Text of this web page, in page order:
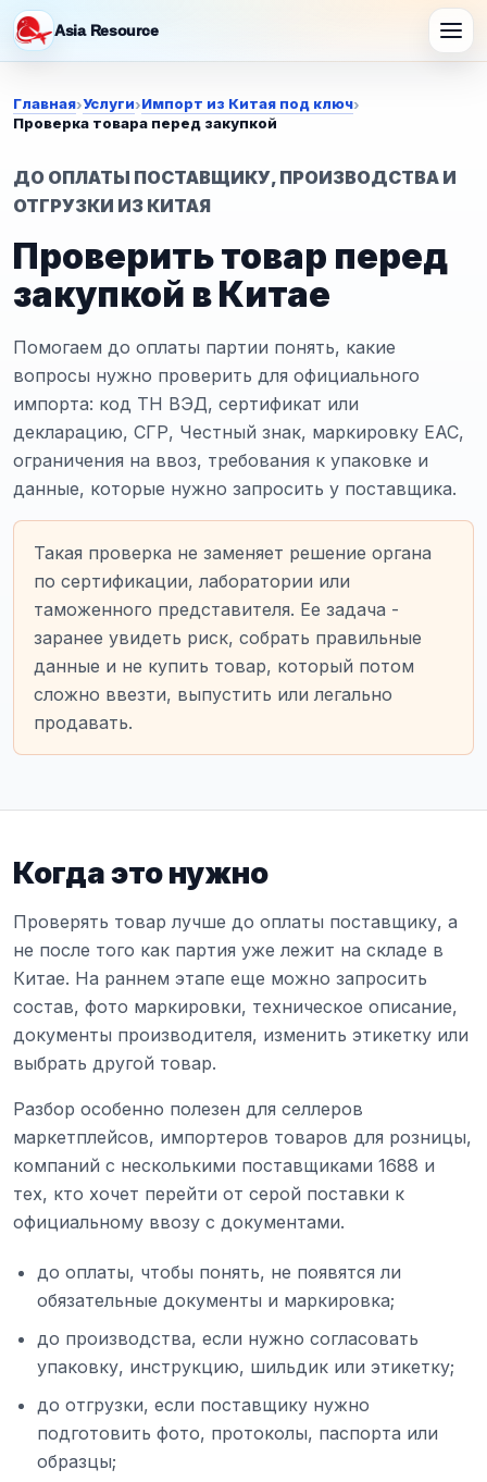
Asia Resource
Главная›Услуги›Импорт из Китая под ключ›
Проверка товара перед закупкой
ДО ОПЛАТЫ ПОСТАВЩИКУ, ПРОИЗВОДСТВА И
ОТГРУЗКИ ИЗ КИТАЯ
Проверить товар перед
закупкой в Китае
Помогаем до оплаты партии понять, какие
вопросы нужно проверить для официального
импорта: код ТН ВЭД, сертификат или
декларацию, СГР, Честный знак, маркировку ЕАС,
ограничения на ввоз, требования к упаковке и
данные, которые нужно запросить у поставщика.
Такая проверка не заменяет решение органа
по сертификации, лаборатории или
таможенного представителя. Ее задача -
заранее увидеть риск, собрать правильные
данные и не купить товар, который потом
сложно ввезти, выпустить или легально
продавать.
Когда это нужно
Проверять товар лучше до оплаты поставщику, а
не после того как партия уже лежит на складе в
Китае. На раннем этапе еще можно запросить
состав, фото маркировки, техническое описание,
документы производителя, изменить этикетку или
выбрать другой товар.
Разбор особенно полезен для селлеров
маркетплейсов, импортеров товаров для розницы,
компаний с несколькими поставщиками 1688 и
тех, кто хочет перейти от серой поставки к
официальному ввозу с документами.
до оплаты, чтобы понять, не появятся ли
обязательные документы и маркировка;
до производства, если нужно согласовать
упаковку, инструкцию, шильдик или этикетку;
до отгрузки, если поставщику нужно
подготовить фото, протоколы, паспорта или
образцы;